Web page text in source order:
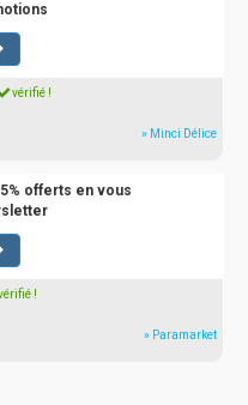
vérifié !
» Minci Délice
offerts en vous
!
» Paramarket